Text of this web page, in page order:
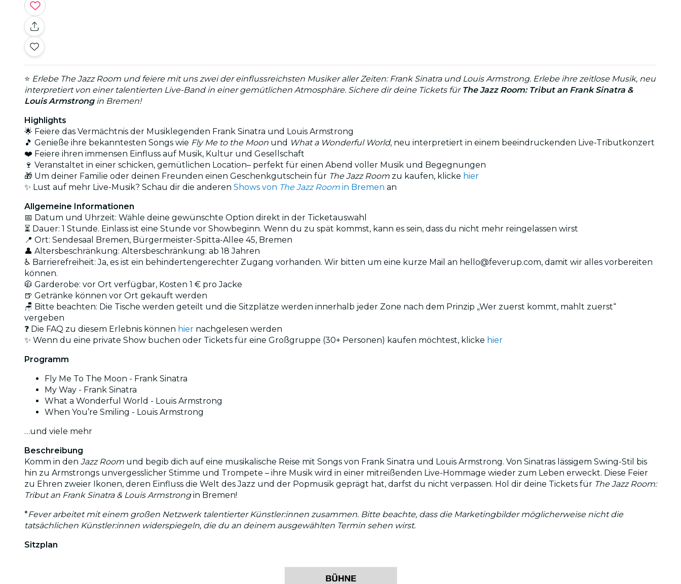
⭐ Erlebe The Jazz Room und feiere mit uns zwei der einflussreichsten Musiker aller Zeiten: Frank Sinatra und Louis Armstrong. Erlebe ihre zeitlose Musik, neu
interpretiert von einer talentierten Live-Band in einer gemütlichen Atmosphäre. Sichere dir deine Tickets für The Jazz Room: Tribut an Frank Sinatra &
Louis Armstrong in Bremen!
Highlights
🌟 Feiere das Vermächtnis der Musiklegenden Frank Sinatra und Louis Armstrong
🎵 Genieße ihre bekanntesten Songs wie Fly Me to the Moon und What a Wonderful World, neu interpretiert in einem beeindruckenden Live-Tributkonzert
❤️ Feiere ihren immensen Einfluss auf Musik, Kultur und Gesellschaft
🍷 Veranstaltet in einer schicken, gemütlichen Location– perfekt für einen Abend voller Musik und Begegnungen
🎁 Um deiner Familie oder deinen Freunden einen Geschenkgutschein für The Jazz Room zu kaufen, klicke hier
✨ Lust auf mehr Live-Musik? Schau dir die anderen Shows von The Jazz Room in Bremen an
Allgemeine Informationen
📅 Datum und Uhrzeit: Wähle deine gewünschte Option direkt in der Ticketauswahl
⏳ Dauer: 1 Stunde. Einlass ist eine Stunde vor Showbeginn. Wenn du zu spät kommst, kann es sein, dass du nicht mehr reingelassen wirst
📍 Ort: Sendesaal Bremen, Bürgermeister-Spitta-Allee 45, Bremen
👤 Altersbeschränkung: Altersbeschränkung: ab 18 Jahren
♿ Barrierefreiheit: Ja, es ist ein behindertengerechter Zugang vorhanden. Wir bitten um eine kurze Mail an hello@feverup.com, damit wir alles vorbereiten
können.
🧥 Garderobe: vor Ort verfügbar, Kosten 1 € pro Jacke
🍺 Getränke können vor Ort gekauft werden
🪑 Bitte beachten: Die Tische werden geteilt und die Sitzplätze werden innerhalb jeder Zone nach dem Prinzip „Wer zuerst kommt, mahlt zuerst“
vergeben
❓ Die FAQ zu diesem Erlebnis können hier nachgelesen werden
✨ Wenn du eine private Show buchen oder Tickets für eine Großgruppe (30+ Personen) kaufen möchtest, klicke hier
Programm
Fly Me To The Moon - Frank Sinatra
My Way - Frank Sinatra
What a Wonderful World - Louis Armstrong
When You’re Smiling - Louis Armstrong
…und viele mehr
Beschreibung
Komm in den Jazz Room und begib dich auf eine musikalische Reise mit Songs von Frank Sinatra und Louis Armstrong. Von Sinatras lässigem Swing-Stil bis
hin zu Armstrongs unvergesslicher Stimme und Trompete – ihre Musik wird in einer mitreißenden Live-Hommage wieder zum Leben erweckt. Diese Feier
zu Ehren zweier Ikonen, deren Einfluss die Welt des Jazz und der Popmusik geprägt hat, darfst du nicht verpassen. Hol dir deine Tickets für The Jazz Room:
Tribut an Frank Sinatra & Louis Armstrongin Bremen!
*Fever arbeitet mit einem großen Netzwerk talentierter Künstler:innen zusammen. Bitte beachte, dass die Marketingbilder möglicherweise nicht die
tatsächlichen Künstler:innen widerspiegeln, die du an deinem ausgewählten Termin sehen wirst.
Sitzplan